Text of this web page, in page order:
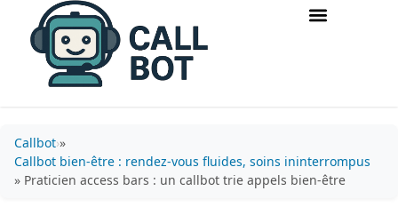
Callbot »
Callbot bien-être : rendez-vous fluides, soins ininterrompus
» Praticien access bars : un callbot trie appels bien-être